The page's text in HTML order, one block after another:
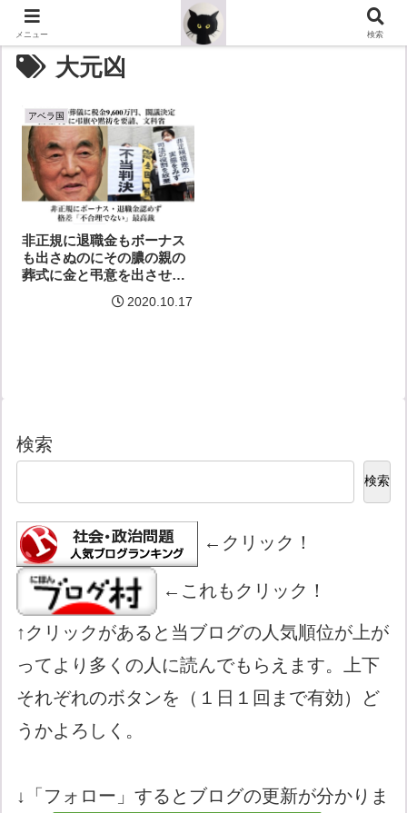
大元凶
アベラ国
非正規に退職金もボーナス
も出さぬのにその膿の親の
葬式に金と弔意を出させる
2020.10.17
検索
検索
←クリック！
←これもクリック！
↑クリックがあると当ブログの人気順位が上が
ってより多くの人に読んでもらえます。上下
それぞれのボタンを（１日１回まで有効）ど
うかよろしく。
↓「フォロー」するとブログの更新が分かりま
メニュー 検索